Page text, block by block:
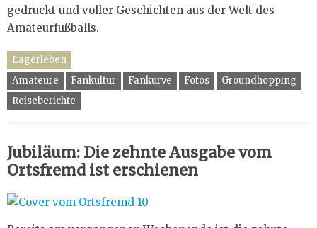
gedruckt und voller Geschichten aus der Welt des
Amateurfußballs.
Lagerleben
Amateure
Fankultur Fankurve Fotos
Groundhopping
Reiseberichte
Jubiläum: Die zehnte Ausgabe vom
Ortsfremd ist erschienen